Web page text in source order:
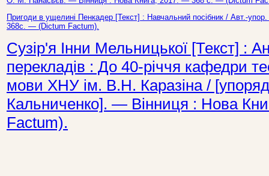
Пригоди в ущелині Пенкадер [Текст] : Навчальний посібник / Авт.-
368с. — (Dictum Factum).
Сузір'я Інни Мельницької [Текст] :
перекладів : До 40-річчя кафедри
мови ХНУ ім. В.Н. Каразіна /
Кальниченко]. — Вінниця : Нова
Factum).